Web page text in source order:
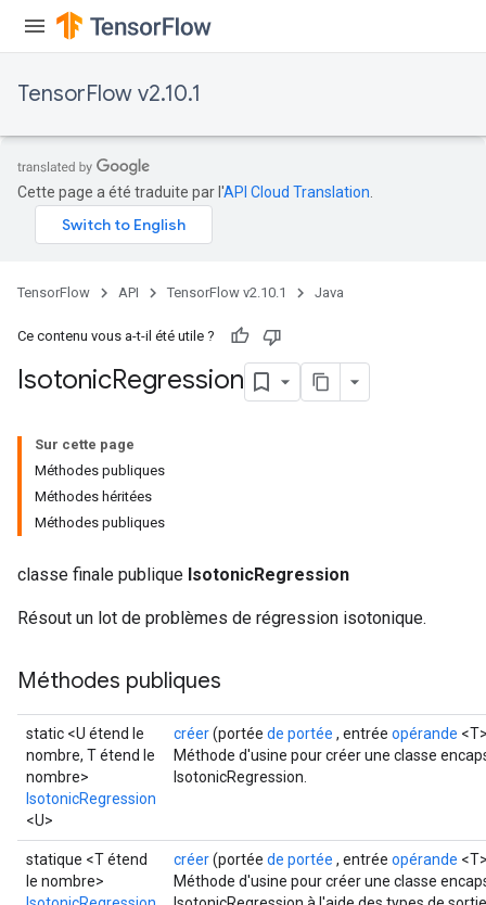
TensorFlow v2.10.1
Cette page a été traduite par l'API Cloud Translation
TensorFlow API TensorFlow v2.10.1 Java
Ce contenu vous a-t-il été utile ?
IsotonicRegression
Sur cette page
Méthodes publiques
Méthodes héritées
Méthodes publiques
classe finale publique IsotonicRegression
Résout un lot de problèmes de régression isotonique.
Méthodes publiques
static <U étend le
nombre, T étend le
nombre>
IsotonicRegression
<U>
créer(portée de portée , entrée opérande
Méthode d'usine pour créer une classe
IsotonicRegression.
statique <T étend
le nombre>
créer(portée de portée , entrée opérande
Méthode d'usine pour créer une classe